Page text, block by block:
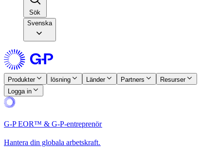
Sök​​
Svenska
Produkter​​ lösning​​ Länder​​ Partners​​
Resurser​​
Logga in​​
G-P EOR™ & G-P-entreprenör​​
Hantera din globala arbetskraft.​​